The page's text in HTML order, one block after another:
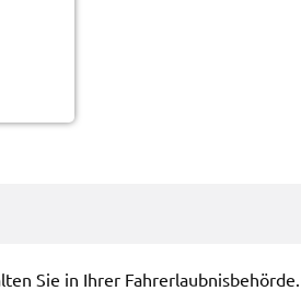
Sie in Ihrer